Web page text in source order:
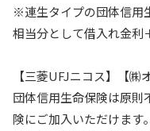
※連生タイプの団体信用
相当分として借入れ金利
【三菱UFJニコス】【㈱
団体信用生命保険は原則
険にご加入いただけます。